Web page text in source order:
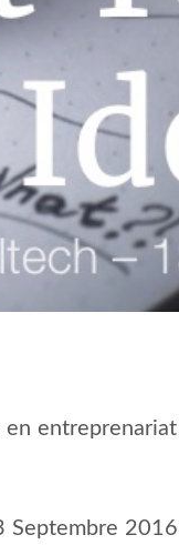
entreprenariat
Septembre